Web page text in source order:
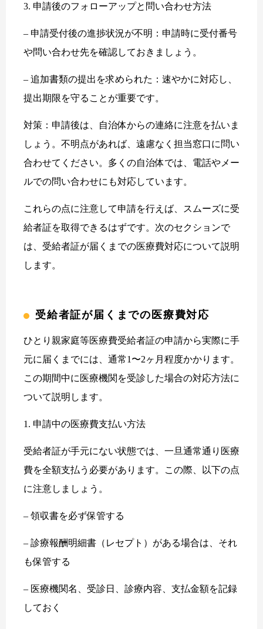
3. 申請後のフォローアップと問い合わせ方法
– 申請受付後の進捗状況が不明：申請時に受付番号
や問い合わせ先を確認しておきましょう。
– 追加書類の提出を求められた：速やかに対応し、
提出期限を守ることが重要です。
対策：申請後は、自治体からの連絡に注意を払いま
しょう。不明点があれば、遠慮なく担当窓口に問い
合わせてください。多くの自治体では、電話やメー
ルでの問い合わせにも対応しています。
これらの点に注意して申請を行えば、スムーズに受
給者証を取得できるはずです。次のセクションで
は、受給者証が届くまでの医療費対応について説明
します。
受給者証が届くまでの医療費対応
ひとり親家庭等医療費受給者証の申請から実際に手
元に届くまでには、通常1〜2ヶ月程度かかります。
この期間中に医療機関を受診した場合の対応方法に
ついて説明します。
1. 申請中の医療費支払い方法
受給者証が手元にない状態では、一旦通常通り医療
費を全額支払う必要があります。この際、以下の点
に注意しましょう。
– 領収書を必ず保管する
– 診療報酬明細書（レセプト）がある場合は、それ
も保管する
– 医療機関名、受診日、診療内容、支払金額を記録
しておく